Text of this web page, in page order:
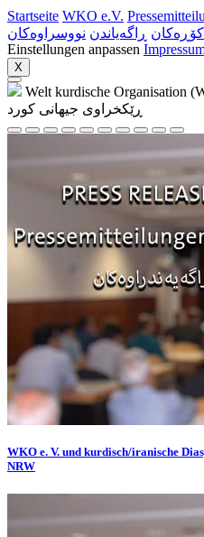
Startseite WKO e.V.
کۆڕەکان ڕاگەیاندن نووسراوه‌کان
Einstellungen anpassen
X
Welt kurdische Organisation
ڕێکخراوی جیهانی کورد
WKO e. V. und kurdisch/iranische
NRW